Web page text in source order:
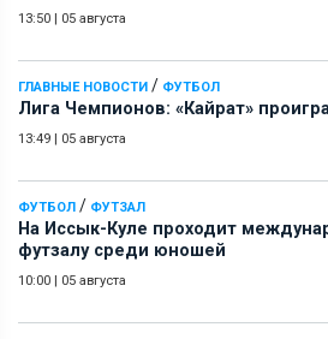
13:50 | 05 августа
ГЛАВНЫЕ НОВОСТИ / ФУТБОЛ
Лига Чемпионов: «Кайрат»
13:49 | 05 августа
ФУТБОЛ / ФУТЗАЛ
На Иссык-Куле проходит
футзалу среди юношей
10:00 | 05 августа